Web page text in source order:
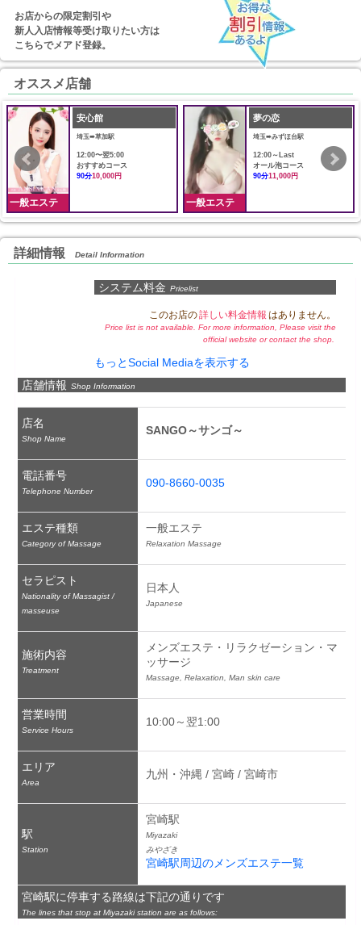
お店からの限定割引や
新人入店情報等受け取りたい方は
こちらでメアド登録。
オススメ店舗
一般エステ
安心館
埼玉➠草加駅
12:00〜翌5:00
おすすめコース
90分10,000円
一般エステ
夢の恋
埼玉➠みずほ台駅
12:00～Last
オール泡コース
90分11,000円
詳細情報 Detail Information
システム料金 Pricelist
このお店の詳しい料金情報 はありません。
Price list is not available. For more information, Please visit the
official website or contact the shop.
もっとSocial Mediaを表示する
店舗情報 Shop Information
店名
Shop Name
SANGO～サンゴ～
電話番号
Telephone Number
090-8660-0035
エステ種類
Category of Massage
一般エステ
Relaxation Massage
セラピスト
Nationality of Massagist /
masseuse
日本人
Japanese
施術内容
Treatment
メンズエステ・リラクゼーション・マ
ッサージ
Massage, Relaxation, Man skin care
営業時間
Service Hours
10:00～翌1:00
エリア
Area
九州・沖縄 / 宮崎 / 宮崎市
駅
Station
宮崎駅
Miyazaki
みやざき
宮崎駅周辺のメンズエステ一覧
宮崎駅に停車する路線は下記の通りです
The lines that stop at Miyazaki station are as follows: